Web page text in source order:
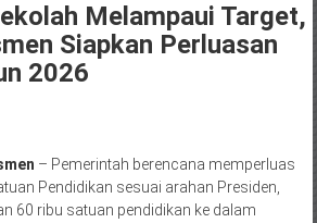
Melampaui Target,
Siapkan Perluasan
2026
– Pemerintah berencana memperluas
Pendidikan sesuai arahan Presiden,
60 ribu satuan pendidikan ke dalam